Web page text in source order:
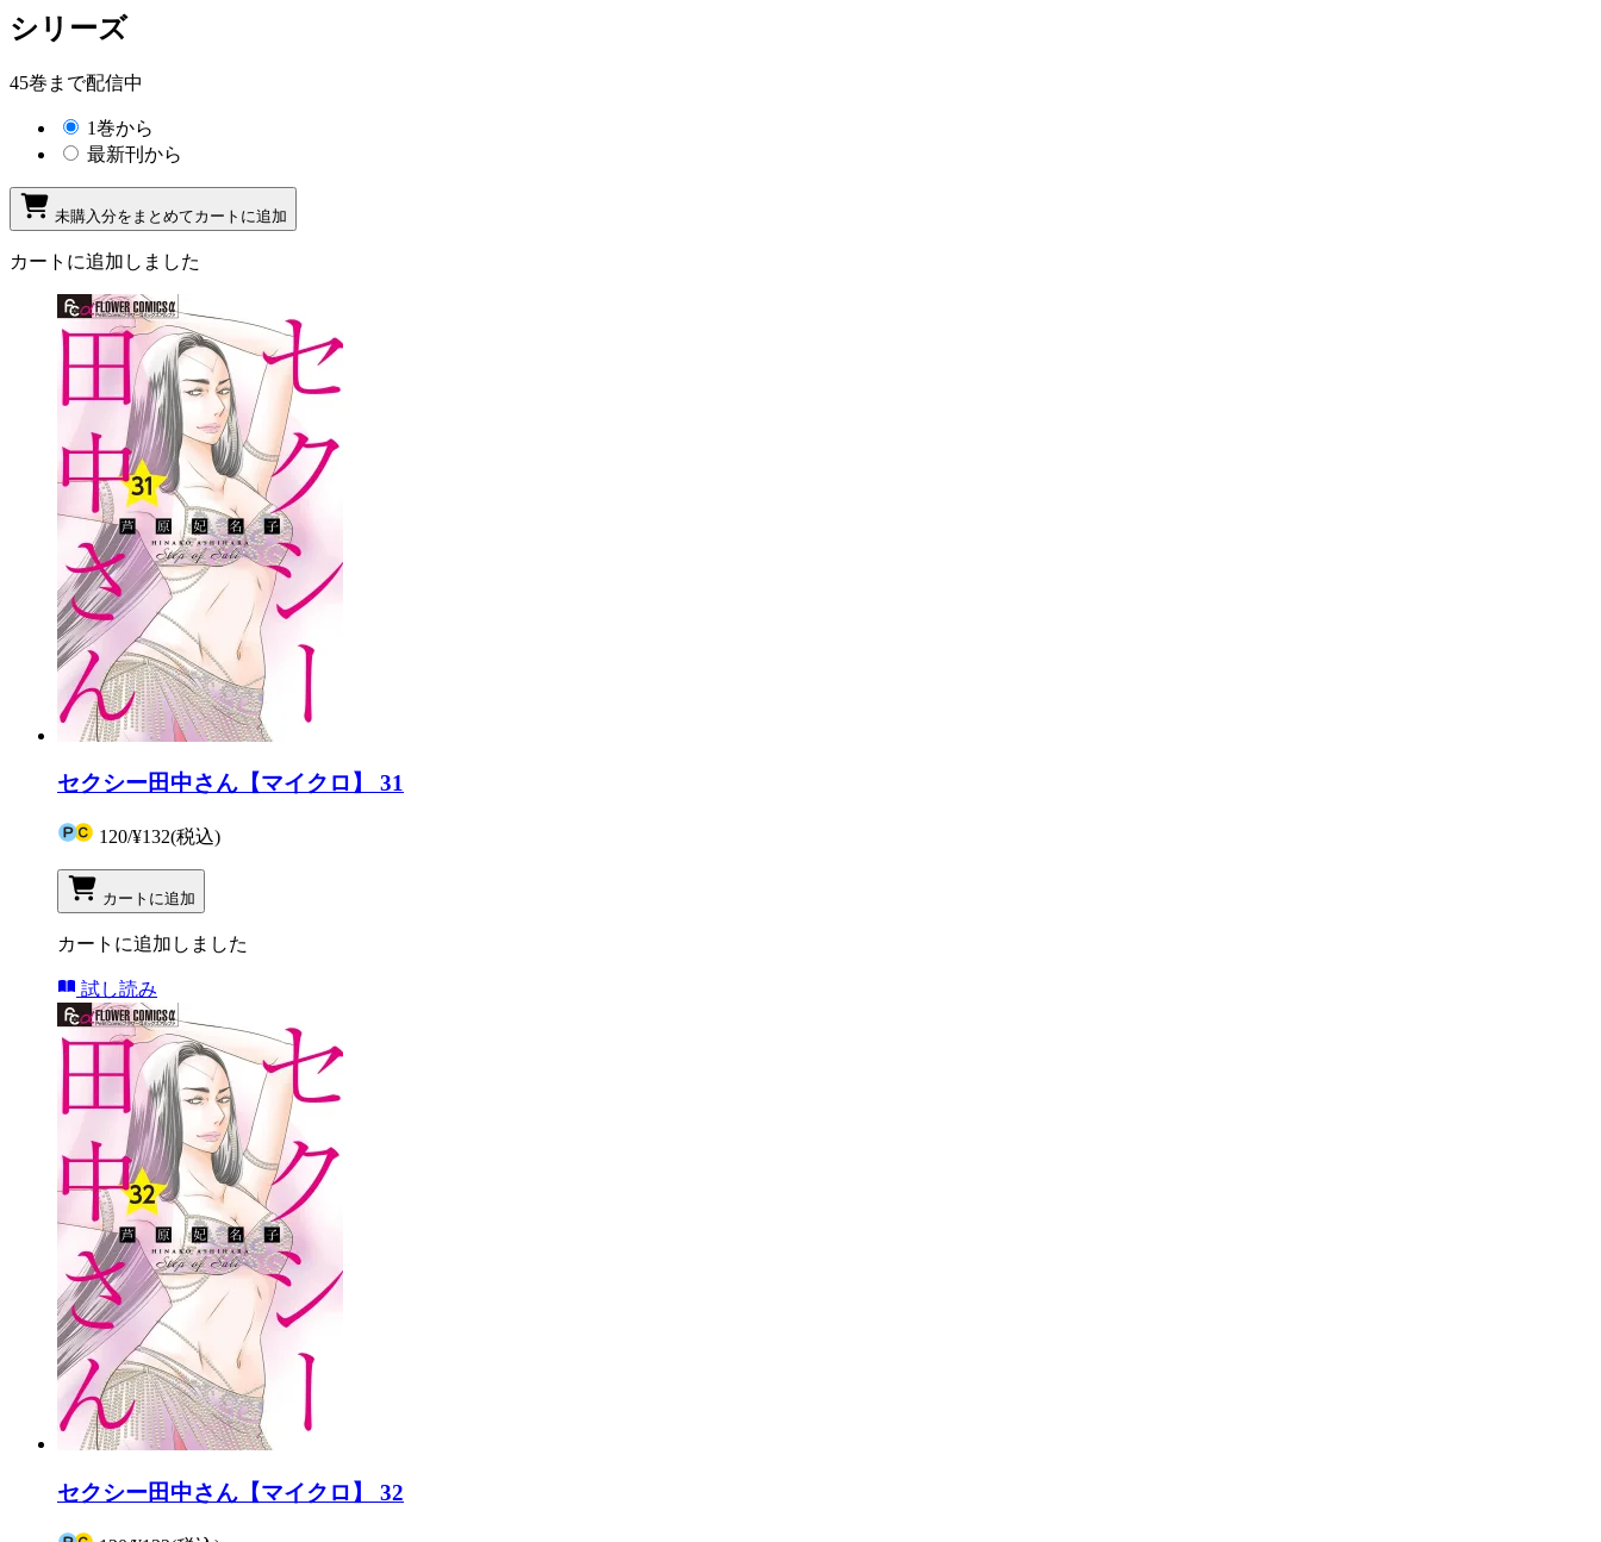
シリーズ
45巻まで配信中
1巻から
最新刊から
未購入分をまとめてカートに追加
カートに追加しました
セクシー田中さん【マイクロ】 31
120/¥132(税込)
カートに追加
カートに追加しました
試し読み
セクシー田中さん【マイクロ】 32